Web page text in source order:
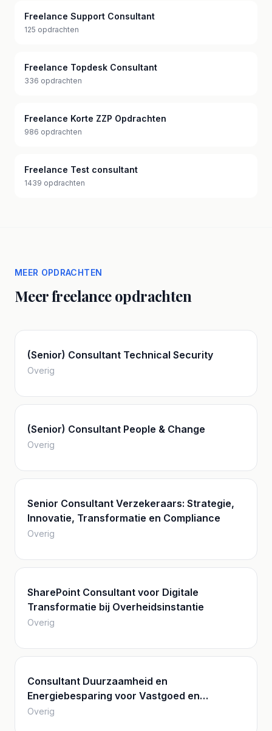
Freelance Support Consultant
125 opdrachten
Freelance Topdesk Consultant
336 opdrachten
Freelance Korte ZZP Opdrachten
986 opdrachten
Freelance Test consultant
1439 opdrachten
MEER OPDRACHTEN
Meer freelance opdrachten
(Senior) Consultant Technical Security
Overig
(Senior) Consultant People & Change
Overig
Senior Consultant Verzekeraars: Strategie,
Innovatie, Transformatie en Compliance
Overig
SharePoint Consultant voor Digitale
Transformatie bij Overheidsinstantie
Overig
Consultant Duurzaamheid en
Energiebesparing voor Vastgoed en
Energiemanagement
Overig